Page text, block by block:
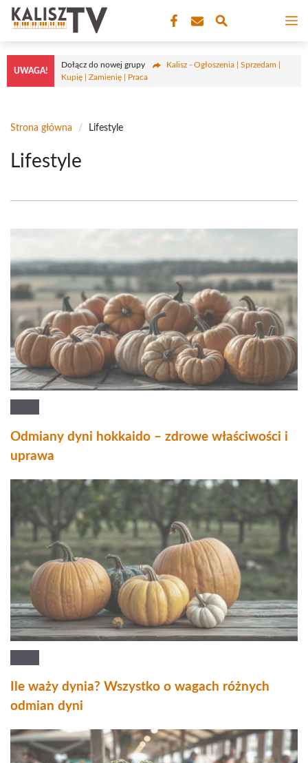
Przejdź
treści
UWAGA!
Dołącz do nowej grupy
Kalisz - Ogłoszenia | Sprzedam |
Kupię | Zamienię | Praca
Strona główna / Lifestyle
Lifestyle
Odmiany dyni hokkaido – zdrowe właściwości i
uprawa
Ile waży dynia? Wszystko o wagach różnych
odmian dyni